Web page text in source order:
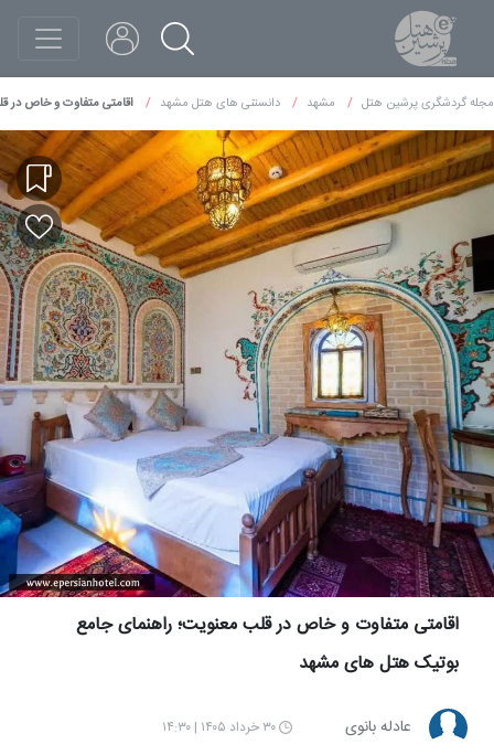
مجله گردشگری پرشین هتل مشهد دانستنی های هتل مشهد اقامتی متفاوت و خاص در
اقامتی متفاوت و خاص در قلب معنویت؛ راهنمای جامع
بوتیک هتل های مشهد
عادله بانوی ۳۰ خرداد ۱۴۰۵ | ۱۴:۳۰